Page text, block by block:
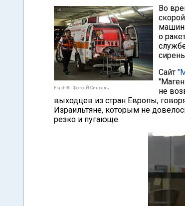
Flash90. Фото: Й.Синдель
Во
о
Сайт
не
выходцев из стран Европы,
Израильтяне, которым не
резко и пугающе.